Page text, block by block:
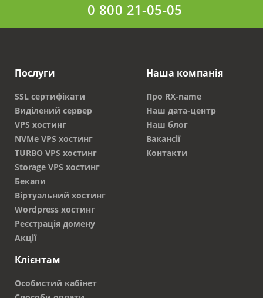
0 800 21-05-05
Послуги
SSL сертифікати
Виділений сервер
VPS хостинг
NVMe VPS хостинг
TURBO VPS хостинг
Storage VPS хостинг
Бекапи
Віртуальний хостинг
Wordpress хостинг
Реєстрація домену
Акції
Наша компанія
Про RX-name
Наш дата-центр
Наш блог
Вакансії
Контакти
Клієнтам
Особистий кабінет